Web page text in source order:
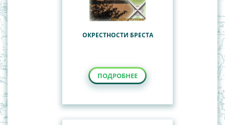
ОКРЕСТНОСТИ БРЕСТА
ПОДРОБНЕЕ